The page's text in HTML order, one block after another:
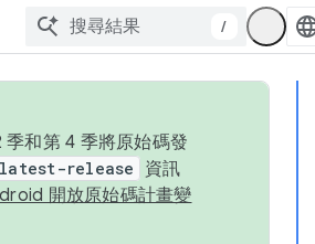
/
和第 4 季將原始碼發
release
資訊
開放原始碼計畫變